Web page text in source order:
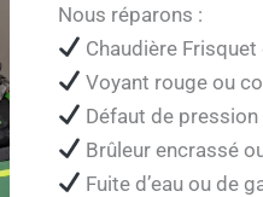
Nous réparons :
Chaudière
Voyant rouge ou
Défaut de
Brûleur encrassé
Fuite d’eau ou de